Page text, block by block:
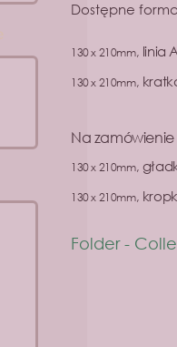
Dostępne
130 x 210mm, linia
130 x 210mm,
Na zamówienie
130 x 210mm,
130 x 210mm,
Folder -